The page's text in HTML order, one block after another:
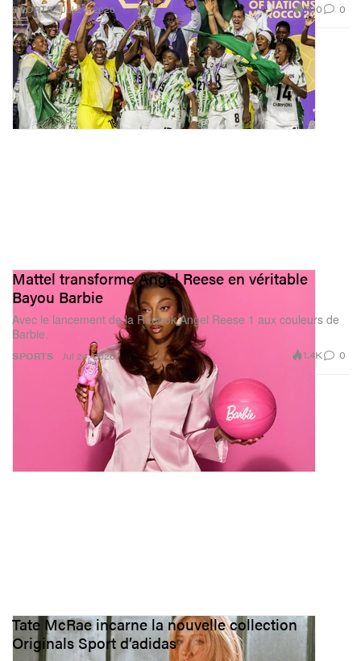
SPORTS Jul 24, 2026 700 0
SPORTS
Mattel transforme Angel Reese en véritable
Bayou Barbie
Avec le lancement de la Reebok Angel Reese 1 aux couleurs de
Barbie.
Jul 24, 2026 1.4K 0
Tate McRae incarne la nouvelle collection
Originals Sport d’adidas